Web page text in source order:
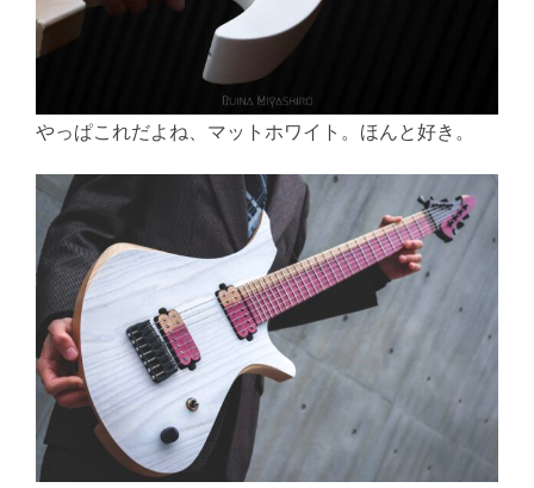
やっぱこれだよね、マットホワイト。ほんと好き。